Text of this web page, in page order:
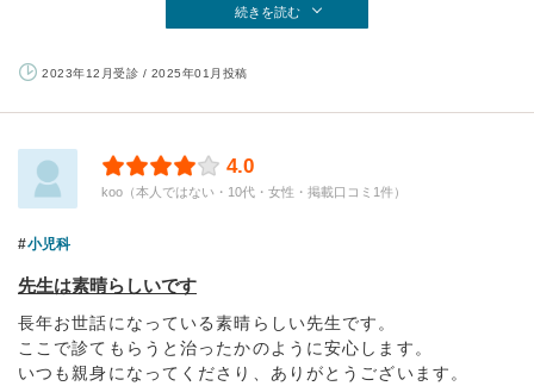
続きを読む
2023年12月受診 / 2025年01月投稿
4.0
koo（本人ではない・10代・女性・掲載口コミ1件）
小児科
先生は素晴らしいです
長年お世話になっている素晴らしい先生です。
ここで診てもらうと治ったかのように安心します。
いつも親身になってくださり、ありがとうございます。